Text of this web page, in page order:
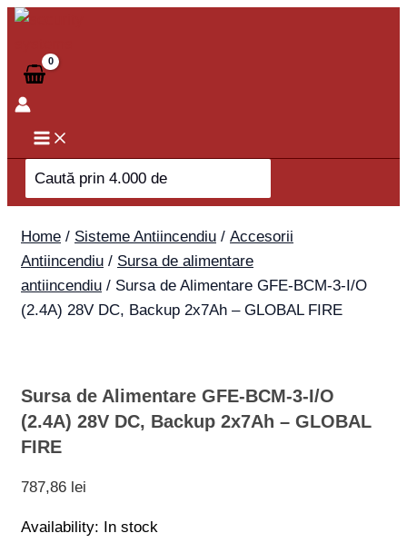
Skip
content
Search
for:
Home / Sisteme Antiincendiu / Accesorii
Antiincendiu / Sursa de alimentare
antiincendiu / Sursa de Alimentare GFE-BCM-3-I/O
(2.4A) 28V DC, Backup 2x7Ah – GLOBAL FIRE
Sursa de Alimentare GFE-BCM-3-I/O
(2.4A) 28V DC, Backup 2x7Ah – GLOBAL
FIRE
787,86 lei
Availability: In stock
Sursa
Alimentare
GFE-
BCM-
I/O
(2.4A)
28V
DC,
Backup
2x7Ah
-